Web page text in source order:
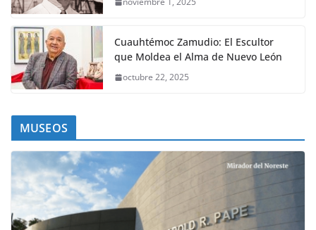
Cuauhtémoc Zamudio: El Escultor
que Moldea el Alma de Nuevo León
octubre 22, 2025
MUSEOS